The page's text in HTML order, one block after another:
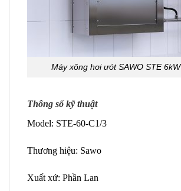
Máy xông hơi ướt SAWO STE 6kW
Thông số kỹ thuật
Model: STE-60-C1/3
Thương hiệu: Sawo
Xuất xứ: Phần Lan